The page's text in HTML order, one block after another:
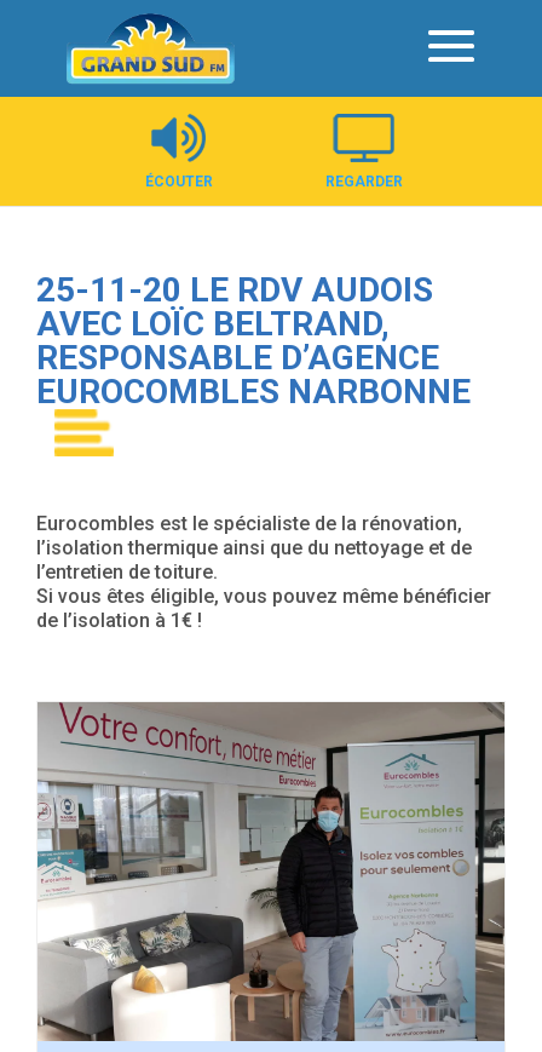
Panneau de gestion des cookies
ÉCOUTER REGARDER
25-11-20 LE RDV AUDOIS
AVEC LOÏC BELTRAND,
RESPONSABLE D’AGENCE
EUROCOMBLES NARBONNE
Eurocombles est le spécialiste de la rénovation,
l’isolation thermique ainsi que du nettoyage et de
l’entretien de toiture.
Si vous êtes éligible, vous pouvez même bénéficier
de l’isolation à 1€ !